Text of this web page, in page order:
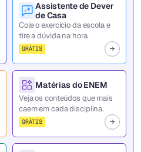
Assistente de Dever
de Casa
Cole o exercício da escola e
tire a dúvida na hora.
GRÁTIS
Matérias do ENEM
Veja os conteúdos que mais
caem em cada disciplina.
GRÁTIS